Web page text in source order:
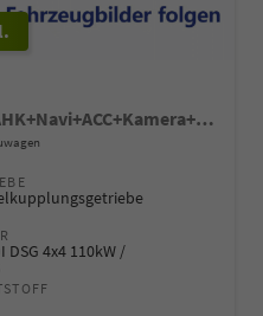
Selection 2.0 TDI DSG 4x4 AHK+Navi+ACC+Kamera+Sitzheiz+eHeck+Chrom+Lodge+GV5
DSG 4x4 110kW /